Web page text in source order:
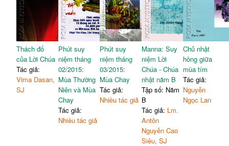
Thách đố
của Lời Chúa
Tác giả:
Vima Dasan,
SJ
Phút suy
niệm tháng
02/2015:
Mùa Thường
Niên và Mùa
Chay
Tác giả:
Nhiều tác giả
Phút suy
niệm tháng
03/2015:
Mùa Chay
Tác giả:
Nhiều tác giả
Manna: Suy
niệm Lời
Chúa - Chúa
nhật năm B
Tập số: Năm
B
Tác giả: Lm.
Antôn
Nguyễn Cao
Siêu, SJ
Chủ nhật
hồng giữa
mùa tím
Tác giả:
Nguyễn
Ngọc Lan